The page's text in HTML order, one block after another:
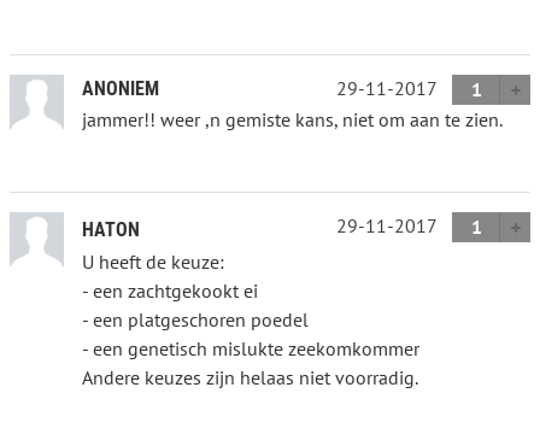
ANONIEM 29-11-2017
1
jammer!! weer ,n gemiste kans, niet om aan te zien.
HATON 29-11-2017
1
U heeft de keuze:
- een zachtgekookt ei
- een platgeschoren poedel
- een genetisch mislukte zeekomkommer
Andere keuzes zijn helaas niet voorradig.